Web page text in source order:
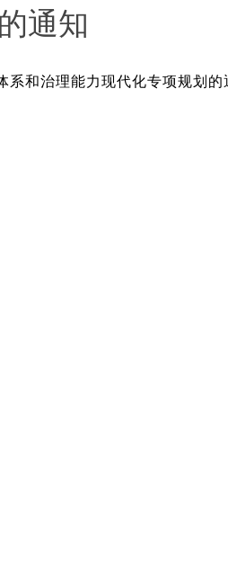
的通知
和治理能力现代化专项规划的